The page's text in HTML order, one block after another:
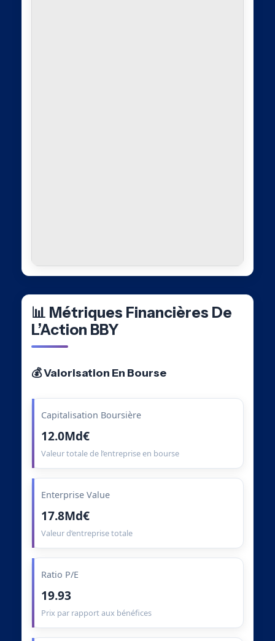
📊 Métriques Financières De
L’Action BBY
💰 Valorisation En Bourse
Capitalisation Boursière
12.0Md€
Valeur totale de l’entreprise en bourse
Enterprise Value
17.8Md€
Valeur d’entreprise totale
Ratio P/E
19.93
Prix par rapport aux bénéfices